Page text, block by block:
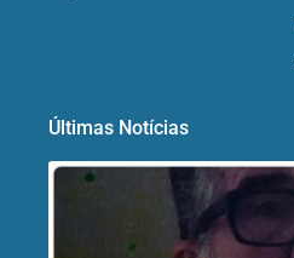
Últimas Notícias